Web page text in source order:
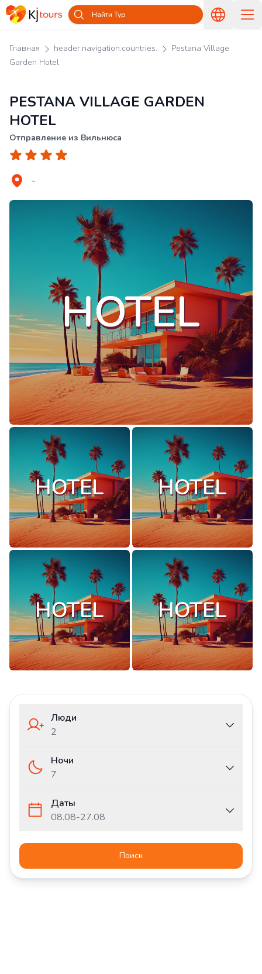
Найти Тур
Главная header.navigation.countries.
Pestana Village
Garden Hotel
PESTANA VILLAGE GARDEN
HOTEL
Отправление из Вильнюса
-
Люди
2
Ночи
7
Даты
08.08-27.08
Поиск